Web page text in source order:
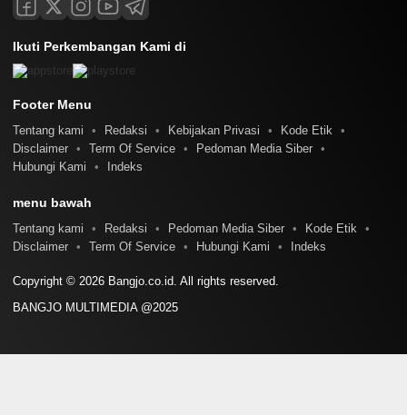
Ikuti Perkembangan Kami di
Footer Menu
Tentang kami Redaksi Kebijakan Privasi
Kode Etik
Disclaimer
Term Of Service
Pedoman Media Siber
Hubungi Kami
Indeks
menu bawah
Tentang kami Redaksi Pedoman Media Siber
Kode Etik
Disclaimer
Term Of Service Hubungi Kami Indeks
Copyright © 2026 Bangjo.co.id. All rights reserved.
BANGJO MULTIMEDIA @2025